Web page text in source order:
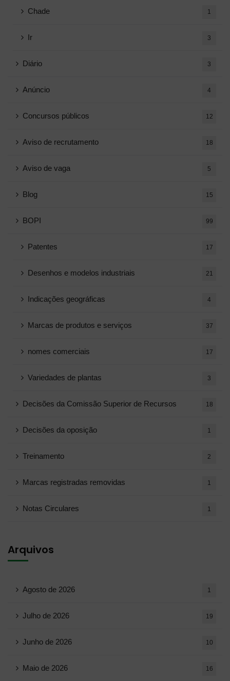
Chade 1
Ir 3
Diário 3
Anúncio 4
Concursos públicos 12
Aviso de recrutamento 18
Aviso de vaga 5
Blog 15
BOPI 99
Patentes 17
Desenhos e modelos industriais 21
Indicações geográficas 4
Marcas de produtos e serviços 37
nomes comerciais 17
Variedades de plantas 3
Decisões da Comissão Superior de Recursos 18
Decisões da oposição 1
Treinamento 2
Marcas registradas removidas 1
Notas Circulares 1
Arquivos
Agosto de 2026 1
Julho de 2026 19
Junho de 2026 10
Maio de 2026 16